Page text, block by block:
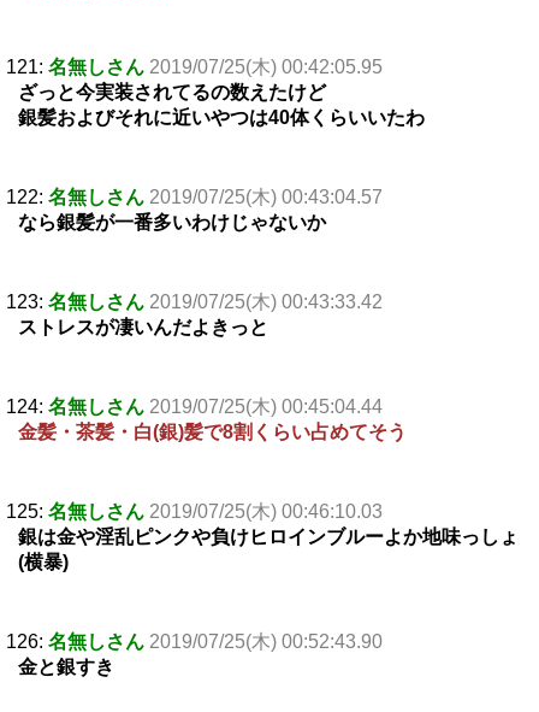
121: 名無しさん 2019/07/25(木) 00:42:05.95
ざっと今実装されてるの数えたけど
銀髪およびそれに近いやつは40体くらいいたわ
122: 名無しさん 2019/07/25(木) 00:43:04.57
なら銀髪が一番多いわけじゃないか
123: 名無しさん 2019/07/25(木) 00:43:33.42
ストレスが凄いんだよきっと
124: 名無しさん 2019/07/25(木) 00:45:04.44
金髪・茶髪・白(銀)髪で8割くらい占めてそう
125: 名無しさん 2019/07/25(木) 00:46:10.03
銀は金や淫乱ピンクや負けヒロインブルーよか地味っしょ
(横暴)
126: 名無しさん 2019/07/25(木) 00:52:43.90
金と銀すき